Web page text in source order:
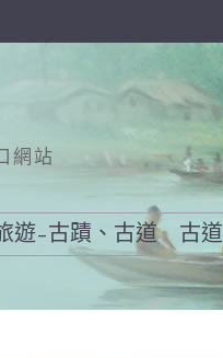
網站
遊–古蹟、古道 古道